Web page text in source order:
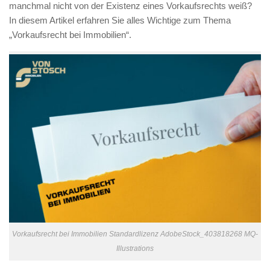
manchmal nicht von der Existenz eines Vorkaufsrechts weiß?
In diesem Artikel erfahren Sie alles Wichtige zum Thema
„Vorkaufsrecht bei Immobilien“.
Vorkaufsrecht bei Immobilien Standardlizenz AdobeStock_403818268 MQ-
Illustrations